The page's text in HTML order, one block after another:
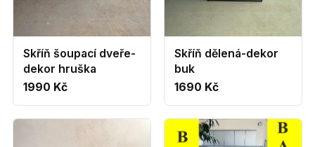
Skříň šoupací dveře-
dekor hruška
1990 Kč
Skříň dělená-dekor
buk
1690 Kč